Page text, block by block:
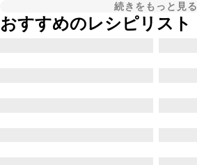
続きをもっと見る
おすすめのレシピリスト